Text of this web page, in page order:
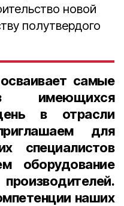
новой
полутвердого
самые
имеющихся
в отрасли
для
специалистов
оборудование
наших